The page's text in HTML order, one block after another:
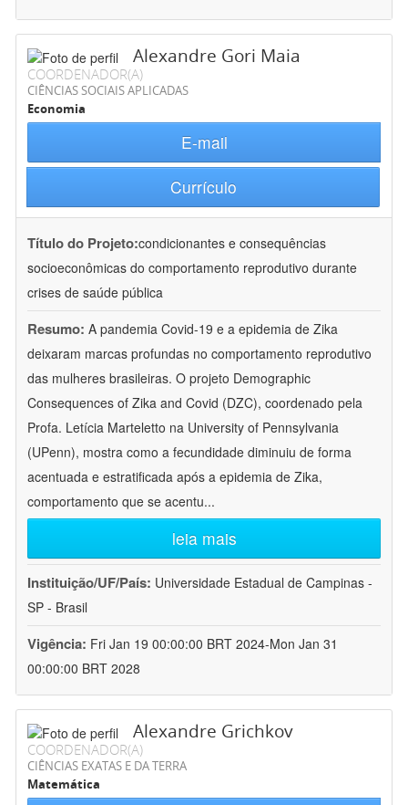
Alexandre Gori Maia
COORDENADOR(A)
CIÊNCIAS SOCIAIS APLICADAS
Economia
E-mail
Currículo
Título do Projeto:condicionantes e consequências
socioeconômicas do comportamento reprodutivo durante
crises de saúde pública
Resumo: A pandemia Covid-19 e a epidemia de Zika
deixaram marcas profundas no comportamento reprodutivo
das mulheres brasileiras. O projeto Demographic
Consequences of Zika and Covid (DZC), coordenado pela
Profa. Letícia Marteletto na University of Pennsylvania
(UPenn), mostra como a fecundidade diminuiu de forma
acentuada e estratificada após a epidemia de Zika,
comportamento que se acentu...
leia mais
Instituição/UF/País: Universidade Estadual de Campinas -
SP - Brasil
Vigência: Fri Jan 19 00:00:00 BRT 2024-Mon Jan 31
00:00:00 BRT 2028
Alexandre Grichkov
COORDENADOR(A)
CIÊNCIAS EXATAS E DA TERRA
Matemática